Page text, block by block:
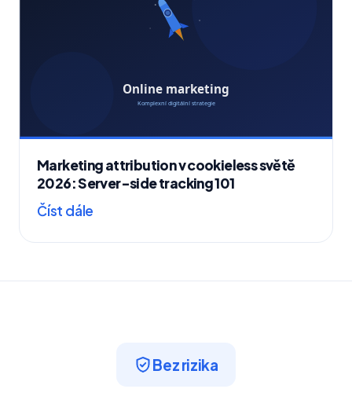
Marketing attribution v cookieless světě
2026: Server-side tracking 101
Číst dále
Bez rizika